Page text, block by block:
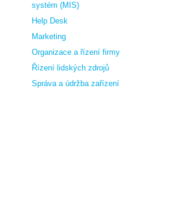
systém (MIS)
Help Desk
Marketing
Organizace a řízení firmy
Řízení lidských zdrojů
Správa a údržba zařízení